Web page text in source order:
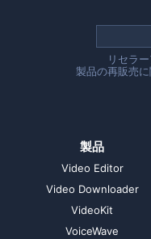
リセラ
製品の再販売
製品
Video Editor
Video Downloader
VideoKit
VoiceWave